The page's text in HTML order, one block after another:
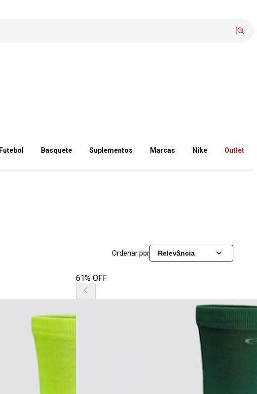
Futebol Basquete Suplementos Marcas Nike Outlet
Ordenar por Relevância
61% OFF